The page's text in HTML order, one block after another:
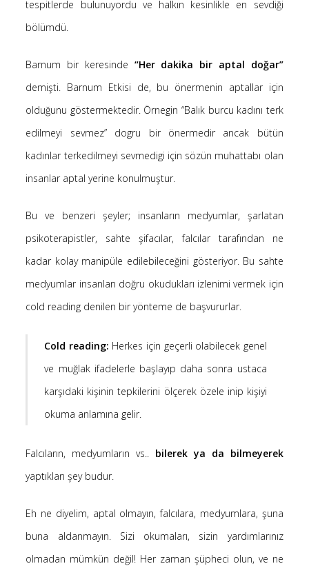
tespitlerde bulunuyordu ve halkın kesinlikle en sevdiği
bölümdü.
Barnum bir keresinde “Her dakika bir aptal doğar”
demişti. Barnum Etkisi de, bu önermenin aptallar için
olduğunu göstermektedir. Örnegin “Balık burcu kadını terk
edilmeyi sevmez” dogru bir önermedir ancak bütün
kadınlar terkedilmeyi sevmedigi için sözün muhattabı olan
insanlar aptal yerine konulmuştur.
Bu ve benzeri şeyler; insanların medyumlar, şarlatan
psikoterapistler, sahte şifacılar, falcılar tarafından ne
kadar kolay manipüle edilebileceğini gösteriyor. Bu sahte
medyumlar insanları doğru okudukları izlenimi vermek için
cold reading denilen bir yönteme de başvururlar.
Cold reading: Herkes için geçerli olabilecek genel
ve muğlak ifadelerle başlayıp daha sonra ustaca
karşıdaki kişinin tepkilerini ölçerek özele inip kişiyi
okuma anlamına gelir.
Falcıların, medyumların vs.. bilerek ya da bilmeyerek
yaptıkları şey budur.
Eh ne diyelim, aptal olmayın, falcılara, medyumlara, şuna
buna aldanmayın. Sizi okumaları, sizin yardımlarınız
olmadan mümkün değil! Her zaman şüpheci olun, ve ne